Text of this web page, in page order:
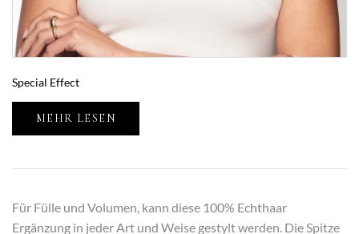
Special Effect
MEHR LESEN
Für Fülle und Volumen, kann diese 100% Echthaar
Ergänzung in jeder Art und Weise gestylt werden. Die Spitze